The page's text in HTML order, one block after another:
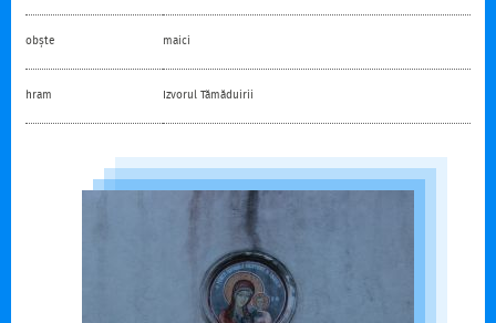
obște maici
hram Izvorul Tămăduirii